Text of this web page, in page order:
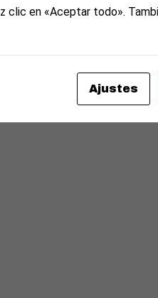
clic en «Aceptar todo».
Ajustes